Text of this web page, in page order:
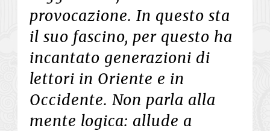
provocazione. In questo sta
il suo fascino, per questo ha
incantato generazioni di
lettori in Oriente e in
Occidente. Non parla alla
mente logica: allude a